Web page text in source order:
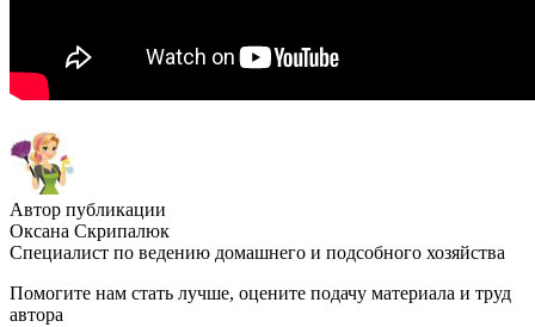
Автор публикации
Оксана Скрипалюк
Специалист по ведению домашнего и подсобного хозяйства
Помогите нам стать лучше, оцените подачу материала и труд
автора